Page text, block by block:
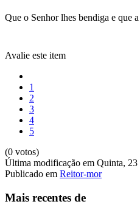
Que o Senhor lhes bendiga e que
Avalie este item
1
2
3
4
5
(0 votos)
Última modificação em Quinta,
Publicado em Reitor-mor
Mais recentes de